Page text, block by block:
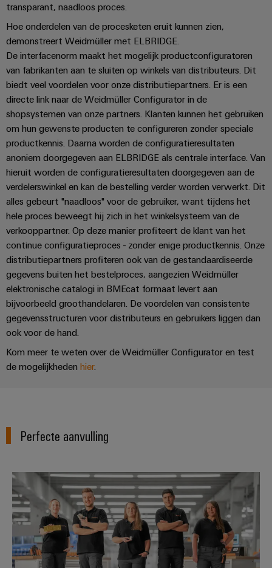
Weidmüller
Configurator
Digitale
engineering van
niveau - intuïtief,
ongecompliceerd,
snel
transparant, naadloos proces.
Hoe onderdelen van de procesketen eruit kunnen zien,
demonstreert Weidmüller met ELBRIDGE.
De interfacenorm maakt het mogelijk productconfiguratoren
van fabrikanten aan te sluiten op winkels van distributeurs. Dit
biedt veel voordelen voor onze distributiepartners. Er is een
directe link naar de Weidmüller Configurator in de
shopsystemen van onze partners. Klanten kunnen het gebruiken
om hun gewenste producten te configureren zonder speciale
productkennis. Daarna worden de configuratieresultaten
anoniem doorgegeven aan ELBRIDGE als centrale interface. Van
hieruit worden de configuratieresultaten doorgegeven aan de
verdelerswinkel en kan de bestelling verder worden verwerkt. Dit
alles gebeurt "naadloos" voor de gebruiker, want tijdens het
hele proces beweegt hij zich in het winkelsysteem van de
verkooppartner. Op deze manier profiteert de klant van het
continue configuratieproces - zonder enige productkennis. Onze
distributiepartners profiteren ook van de gestandaardiseerde
gegevens buiten het bestelproces, aangezien Weidmüller
elektronische catalogi in BMEcat formaat levert aan
bijvoorbeeld groothandelaren. De voordelen van consistente
gegevensstructuren voor distributeurs en gebruikers liggen dan
ook voor de hand.
Kom meer te weten over de Weidmüller Configurator en test
de mogelijkheden hier.
Perfecte aanvulling
Workplace Solutions